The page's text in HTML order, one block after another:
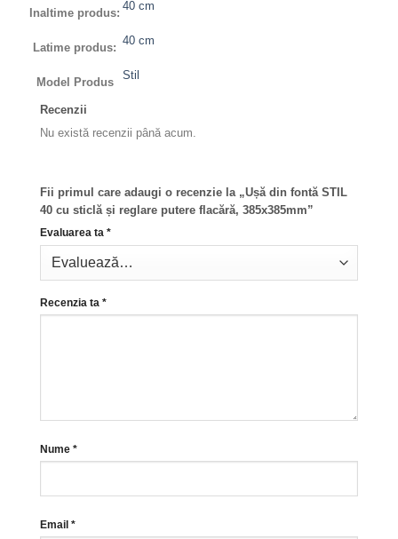
Inaltime produs:
40 cm
Latime produs:
40 cm
Model Produs
Stil
Recenzii
Nu există recenzii până acum.
Fii primul care adaugi o recenzie la „Ușă din fontă STIL
40 cu sticlă și reglare putere flacără, 385x385mm”
Evaluarea ta *
Recenzia ta *
Nume *
Email *